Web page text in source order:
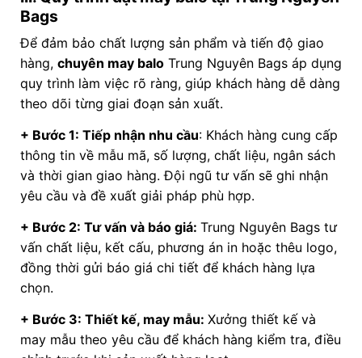
Bags
Để đảm bảo chất lượng sản phẩm và tiến độ giao
hàng, chuyên may baloTrung Nguyên Bags áp dụng
quy trình làm việc rõ ràng, giúp khách hàng dễ dàng
theo dõi từng giai đoạn sản xuất.
+ Bước 1: Tiếp nhận nhu cầu: Khách hàng cung cấp
thông tin về mẫu mã, số lượng, chất liệu, ngân sách
và thời gian giao hàng. Đội ngũ tư vấn sẽ ghi nhận
yêu cầu và đề xuất giải pháp phù hợp.
+ Bước 2: Tư vấn và báo giá: Trung Nguyên Bags tư
vấn chất liệu, kết cấu, phương án in hoặc thêu logo,
đồng thời gửi báo giá chi tiết để khách hàng lựa
chọn.
+ Bước 3: Thiết kế, may mẫu: Xưởng thiết kế và
may mẫu theo yêu cầu để khách hàng kiểm tra, điều